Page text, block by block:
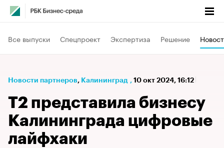
Все выпуски Спецпроект Экспертиза Решение
Новости партнеров⁠, Калининград , 10 окт 2024, 16:12
T2 представила бизнесу
Калининграда цифровые
лайфхаки